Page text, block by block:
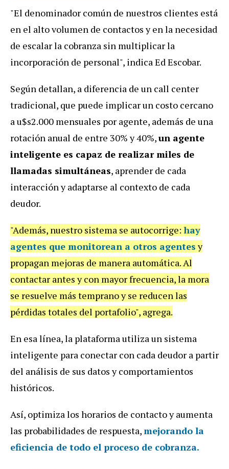
"El denominador común de nuestros clientes está
en el alto volumen de contactos y en la necesidad
de escalar la cobranza sin multiplicar la
incorporación de personal", indicaEd Escobar.
Según detallan, a diferencia de un call center
tradicional, que puede implicar un costo cercano
a u$s2.000 mensuales por agente, además de una
rotación anual de entre 30% y 40%,un agente
inteligente es capaz de realizar miles de
llamadas simultáneas, aprender de cada
interacción y adaptarse al contexto de cada
deudor.
"Además, nuestro sistema se autocorrige: hay
agentes que monitorean a otros agentesy
propagan mejoras de manera automática. Al
contactar antes y con mayor frecuencia, la mora
se resuelve más temprano y se reducen las
pérdidas totales del portafolio", agrega.
En esa línea, la plataforma utiliza un sistema
inteligente para conectar con cada deudor a partir
del análisis de sus datos y comportamientos
históricos.
Así, optimiza los horarios de contacto y aumenta
las probabilidades de respuesta,mejorando la
eficiencia de todo el proceso de cobranza.